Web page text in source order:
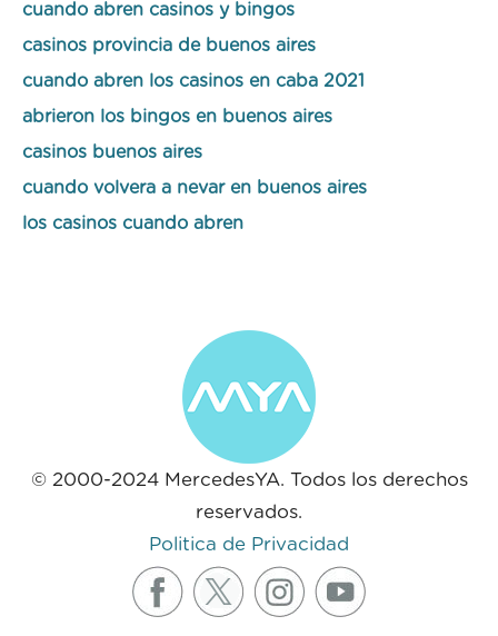
cuando abren casinos y bingos
casinos provincia de buenos aires
cuando abren los casinos en caba 2021
abrieron los bingos en buenos aires
casinos buenos aires
cuando volvera a nevar en buenos aires
los casinos cuando abren
© 2000-2024 MercedesYA. Todos los derechos
reservados.
Politica de Privacidad